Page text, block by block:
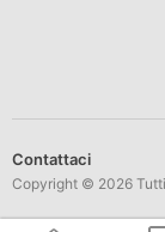
Contattaci
Copyright © 2026